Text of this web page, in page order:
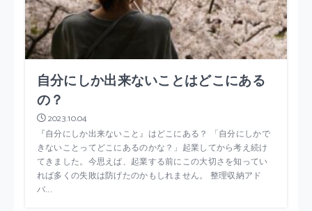
自分にしか出来ないことはどこにある
の？
2023.10.04
『自分にしか出来ないこと』はどこにある？ 「自分にしかで
きないことってどこにあるのかな？」起業してから考え続け
てきました。今思えば、起業する前にこの大切さを知ってい
れば多くの失敗は防げたのかもしれません。 整理収納アド
バ...